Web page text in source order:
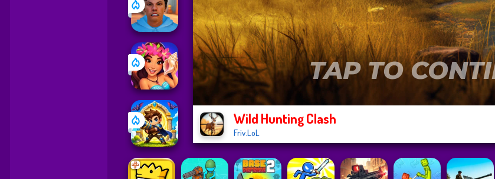
Wild Hunting Clash
Friv.LoL